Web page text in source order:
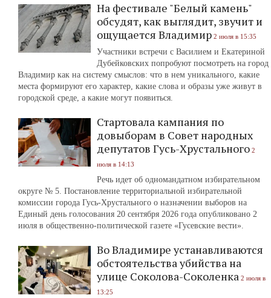
На фестивале "Белый камень"
обсудят, как выглядит, звучит и
ощущается Владимир 2 июля в 15:35
Участники встречи с Василием и Екатериной
Дубейковских попробуют посмотреть на город
Владимир как на систему смыслов: что в нем уникального, какие
места формируют его характер, какие слова и образы уже живут в
городской среде, а какие могут появиться.
Стартовала кампания по
довыборам в Совет народных
депутатов Гусь-Хрустального 2
июля в 14:13
Речь идет об одномандатном избирательном
округе № 5. Постановление территориальной избирательной
комиссии города Гусь-Хрустального о назначении выборов на
Единый день голосования 20 сентября 2026 года опубликовано 2
июля в общественно-политической газете «Гусевские вести».
Во Владимире устанавливаются
обстоятельства убийства на
улице Соколова-Соколенка 2 июля в
13:25